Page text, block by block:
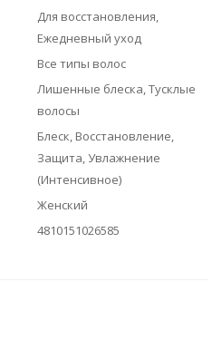
Для восстановления,
Ежедневный уход
Все типы волос
Лишенные блеска, Тусклые
волосы
Блеск, Восстановление,
Защита, Увлажнение
(Интенсивное)
Женский
4810151026585